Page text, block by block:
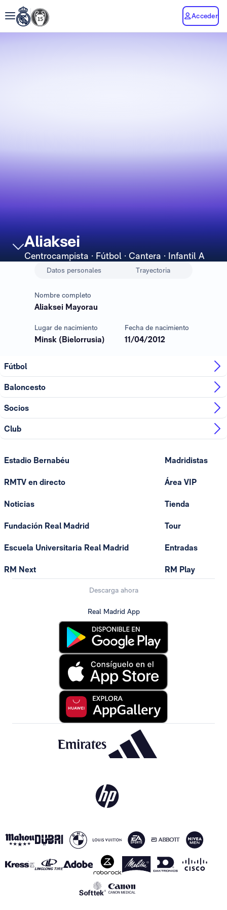
Acceder
Aliaksei
Centrocampista · Fútbol · Cantera · Infantil A
Datos personales Trayectoria
Nombre completo
Aliaksei Mayorau
Lugar de nacimiento
Minsk (Bielorrusia)
Fecha de nacimiento
11/04/2012
Fútbol
Baloncesto
Socios
Club
Estadio Bernabéu
RMTV en directo
Noticias
Fundación Real Madrid
Escuela Universitaria Real Madrid
RM Next
Madridistas
Área VIP
Tienda
Tour
Entradas
RM Play
Descarga ahora
Real Madrid App